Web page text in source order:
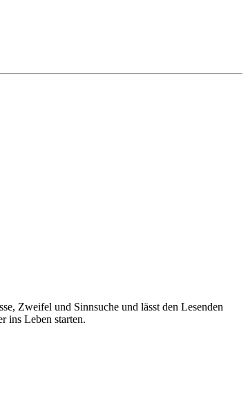
Zweifel und Sinnsuche und lässt den Lesenden
ins Leben starten.